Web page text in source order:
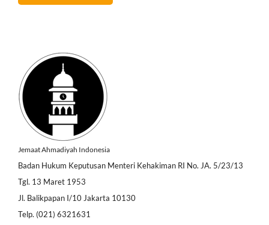
Jemaat Ahmadiyah Indonesia
Badan Hukum Keputusan Menteri Kehakiman RI No. JA. 5/23/13
Tgl. 13 Maret 1953
Jl. Balikpapan I/10 Jakarta 10130
Telp. (021) 6321631